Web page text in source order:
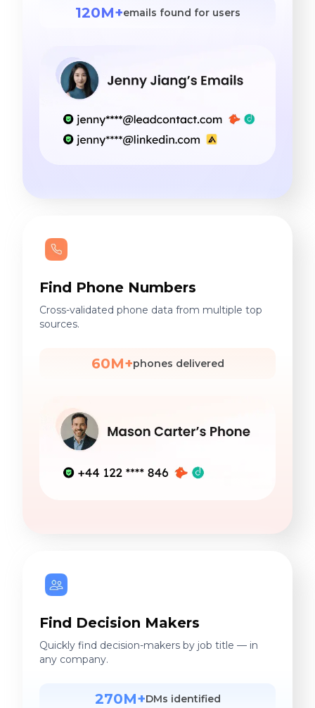
120M+emails found for users
Find Phone Numbers
Cross-validated phone data from multiple top
sources.
60M+phones delivered
Find Decision Makers
Quickly find decision-makers by job title — in
any company.
270M+DMs identified